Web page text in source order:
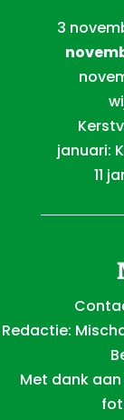
3
januari:
11
Redactie:
Met dank